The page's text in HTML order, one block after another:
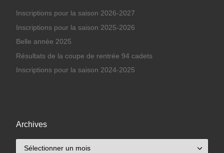
Inscriptions pour la saison 2026-2027
Inscriptions pour la saison 2025-2026
Belle année 2025
Résultats de la coupe de rentrée 94 cadets
Inscriptions pour la saison 2024-2025
Archives